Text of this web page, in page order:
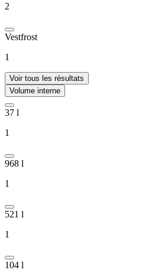
2
Vestfrost
1
Voir tous les résultats
Volume interne
37 l
1
968 l
1
521 l
1
104 l